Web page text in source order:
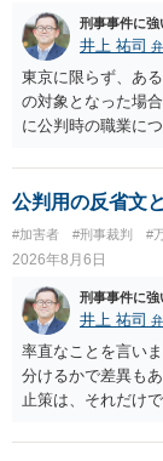
刑事事件に強
井上 祐司
東京に限らず、あ
の対象となった場
に公判時の職業に
公判用の反省文
#加害者 #刑事裁判 #
2026年8月6日
刑事事件に強
井上 祐司
率直なことを言い
分けるかで差異も
止策は、それだけ
やカウンセリング